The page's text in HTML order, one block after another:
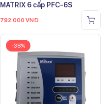
MATRIX 6 cấp PFC-6S
792.000 VNĐ
-38%